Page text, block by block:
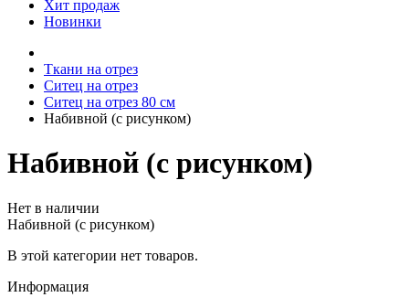
Хит продаж
Новинки
Ткани на отрез
Ситец на отрез
Ситец на отрез 80 см
Набивной (с рисунком)
Набивной (с рисунком)
Нет в наличии
Набивной (с рисунком)
В этой категории нет товаров.
Информация